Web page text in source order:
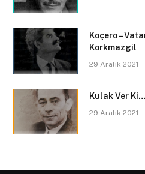
Koçero –
Korkmazgil
29 Aralık 2021
Kulak Ver
29 Aralık 2021